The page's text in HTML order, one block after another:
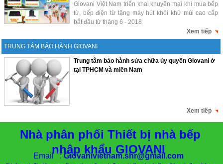
Giovani Việt Nam triển khai khuyến mại khi mua bếp
từ, bếp điện từ tặng máy hút khỏi khử mùi cao cấp
bắt đầu từ tháng 6 - 2018
Xem tiếp
TRUNG TÂM BẢO HÀNH GIOVANI
Trung tâm bảo hành sửa chữa ủy quyền Giovani ở
tại TPHCM và miền Nam
Xem tiếp
Nhà phân phối Thiết bị nhà bếp
nhập khẩu GIOVANI
Email : Giovanivietnam.shr@gmail.com